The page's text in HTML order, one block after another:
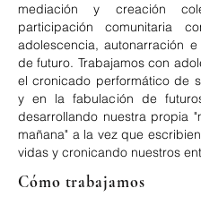
mediación y creación
participación comunitaria
adolescencia, autonarración
de futuro. Trabajamos con
el cronicado performático de
y en la fabulación de
desarrollando nuestra propia
mañana" a la vez que
vidas y cronicando nuestros
Cómo trabajamos